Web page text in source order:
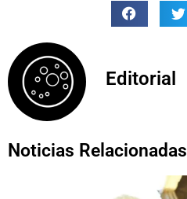
Editorial
Noticias Relacionadas